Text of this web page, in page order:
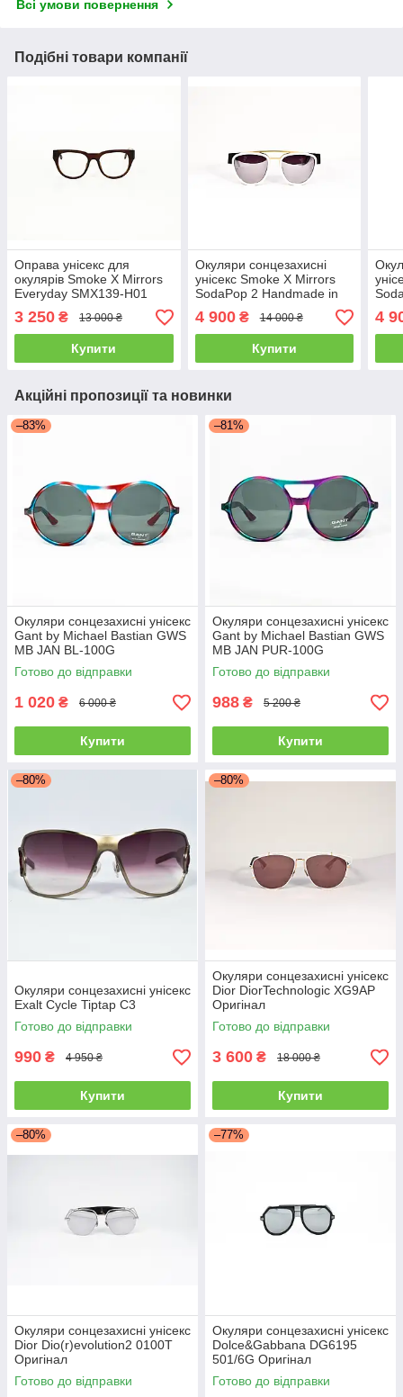
Всі умови повернення
Подібні товари компанії
Оправа унісекс для
окулярів Smoke X Mirrors
Everyday SMX139-H01
Handmade in France
3 250 ₴ 13 000 ₴
Купити
Окуляри сонцезахисні
унісекс Smoke X Mirrors
SodaPop 2 Handmade in
France
4 900₴ 14 000 ₴
Купити
4
Акційні пропозиції та новинки
–83%
Окуляри сонцезахисні унісекс
Gant by Michael Bastian GWS
MB JAN BL-100G
Готово до відправки
1 020 ₴ 6 000 ₴
Купити
–81%
Окуляри сонцезахисні унісекс
Gant by Michael Bastian GWS
MB JAN PUR-100G
Готово до відправки
988 ₴ 5 200 ₴
Купити
–80%
Окуляри сонцезахисні унісекс
Exalt Cycle Tiptap C3
Готово до відправки
990 ₴ 4 950 ₴
Купити
–80%
Окуляри сонцезахисні унісекс
Dior DiorTechnologic XG9AP
Оригінал
Готово до відправки
3 600 ₴ 18 000 ₴
Купити
–80%
Окуляри сонцезахисні унісекс
Dior Dio(r)evolution2 0100T
Оригінал
Готово до відправки
–77%
Окуляри сонцезахисні унісекс
Dolce&Gabbana DG6195
501/6G Оригінал
Готово до відправки